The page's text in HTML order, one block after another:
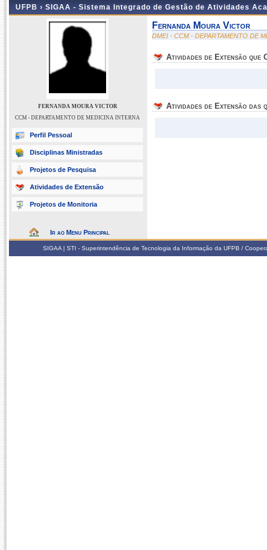
UFPB › SIGAA - Sistema Integrado de Gestão de Atividades
FERNANDA MOURA VICTOR
CCM - DEPARTAMENTO DE MEDICINA INTERNA
Perfil Pessoal
Disciplinas Ministradas
Projetos de Pesquisa
Atividades de Extensão
Projetos de Monitoria
Ir ao Menu Principal
Fernanda Moura Victor
DMEI - CCM - DEPARTAMENTO DE
Atividades de Extensão que
Atividades de Extensão das
SIGAA | STI - Superintendência de Tecnologia da Informação da UFPB /